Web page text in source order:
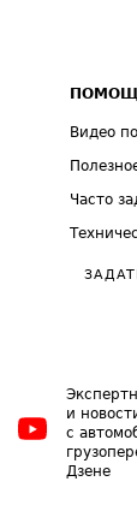
Видео
Часто
и
с
Дзене